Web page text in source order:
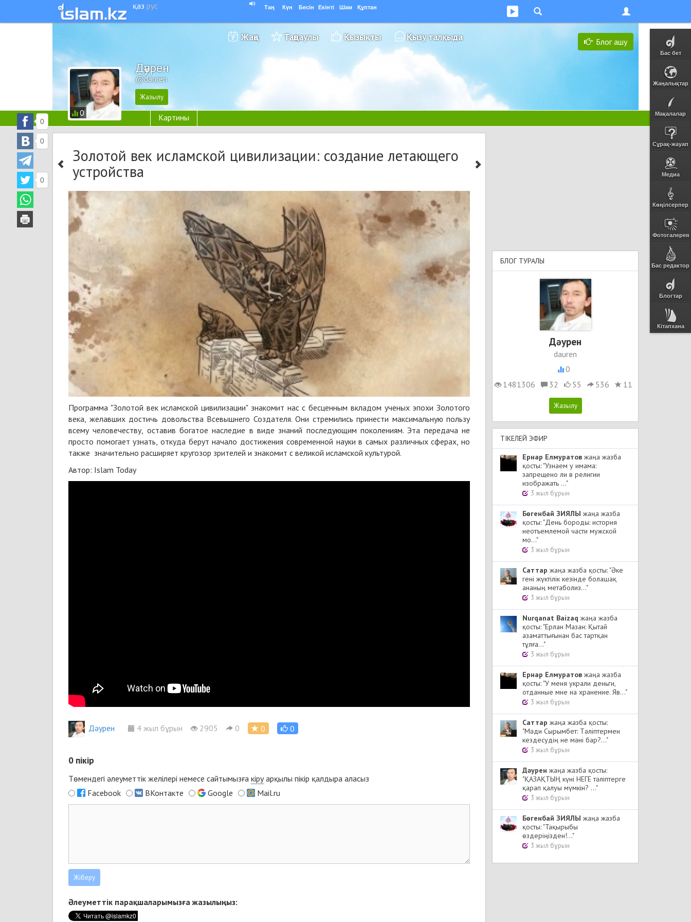
қаз рус Таң Күн Бесін Екінті Шам Құптан
Бас бет
Жаңалықтар
Мақалалар
Сұрақ-жауап
Медиа
Көңілсерпер
Фотогалерея
Бас редактор
Блогтар
Кітапхана
Блог ашу
Жаңа Таңдаулы Қызықты Қызу талқыда
0
Дәурен
@dauren
Картины
Золотой век исламской цивилизации: создание летающего
устройства
0
0
0
Программа "Золотой век исламской цивилизации" знакомит нас с бесценным вкладом ученых эпохи Золотого
века, желавших достичь довольства Всевышнего Создателя. Они стремились принести максимальную пользу
всему человечеству, оставив богатое наследие в виде знаний последующим поколениям. Эта передача не
просто помогает узнать, откуда берут начало достижения современной науки в самых различных сферах, но
также значительно расширяет кругозор зрителей и знакомит с великой исламской культурой.
Автор: Islam Today
Дәурен 4 жыл бұрын 2905 0 0 0
0 пікір
Төмендегі әлеуметтік желілері немесе сайтымызға кіруарқылы пікір қалдыра аласыз
Facebook
ВКонтакте Google Mail.ru
Әлеуметтік парақшаларымызға жазылыңыз:
БЛОГ ТУРАЛЫ
Дәурен
dauren
0
1481306
32 55 536 11
ТІКЕЛЕЙ ЭФИР
Ернар Елмуратов жаңа жазба
қосты: "Узнаем у имама:
запрещено ли в религии
изображать ..."
3 жыл бұрын
Бөгенбай ЗИЯЛЫ жаңа жазба
қосты: "День бороды: история
неотъемлемой части мужской
мо..."
3 жыл бұрын
Cаттар жаңа жазба қосты: "Әке
гені жүктілік кезінде болашақ
ананың метаболиз..."
3 жыл бұрын
Nurqanat Baizaq жаңа жазба
қосты: "Ерлан Мазан: Қытай
азаматтығынан бас тартқан
тұлға..."
3 жыл бұрын
Ернар Елмуратов жаңа жазба
қосты: "У меня украли деньги,
отданные мне на хранение. Яв..."
3 жыл бұрын
Cаттар жаңа жазба қосты:
"Мәди Сырымбет: Тәліптермен
кездесудің не мәні бар?..."
3 жыл бұрын
Дәурен жаңа жазба қосты:
"ҚАЗАҚТЫҢ күні НЕГЕ тәліптерге
қарап қалуы мүмкін? ..."
3 жыл бұрын
Бөгенбай ЗИЯЛЫ жаңа жазба
қосты: "Тақырыбы
өздеріңізден!..."
3 жыл бұрын